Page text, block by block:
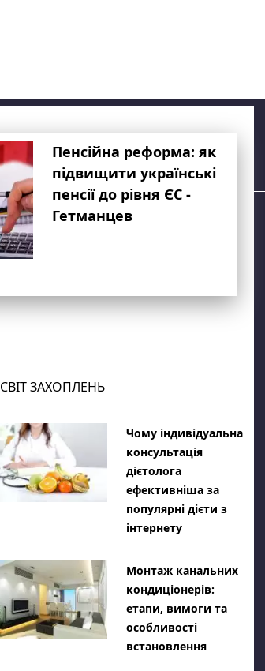
Пенсійна реформа: як
підвищити українські
пенсії до рівня ЄС -
Гетманцев
СВІТ ЗАХОПЛЕНЬ
Чому індивідуальна
консультація
дієтолога
ефективніша за
популярні дієти з
інтернету
Монтаж канальних
кондиціонерів:
етапи, вимоги та
особливості
встановлення